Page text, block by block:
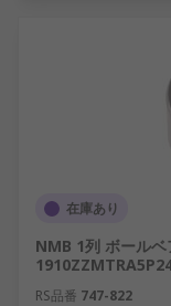
在庫あり
NMB 1列 ボール
RS品番 747-822